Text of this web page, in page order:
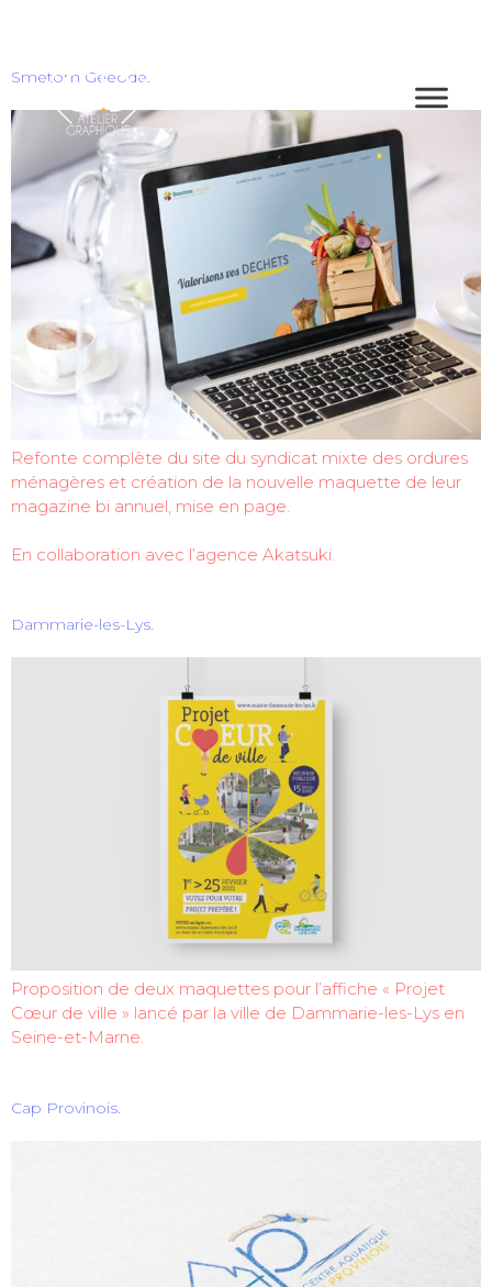
Smetom Geeode.
Refonte complète du site du syndicat mixte des ordures
ménagères et création de la nouvelle maquette de leur
magazine bi annuel, mise en page.
En collaboration avec l’agence Akatsuki.
Dammarie-les-Lys.
Proposition de deux maquettes pour l’affiche « Projet
Cœur de ville » lancé par la ville de Dammarie-les-Lys en
Seine-et-Marne.
Cap Provinois.